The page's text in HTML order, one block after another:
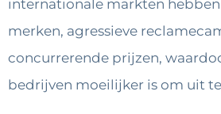
internationale markten
merken, agressieve
concurrerende prijzen,
bedrijven moeilijker is om uit